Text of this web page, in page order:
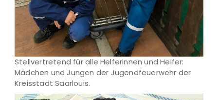
Stellvertretend für alle Helferinnen und Helfer:
Mädchen und Jungen der Jugendfeuerwehr der
Kreisstadt Saarlouis.